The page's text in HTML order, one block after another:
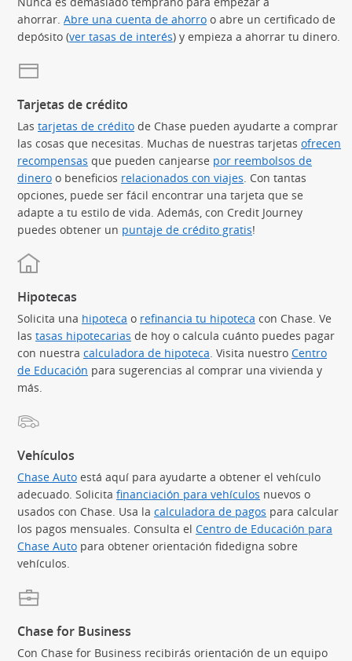
ahorrar. Abre una cuenta de ahorro o abre un certificado de
depósito (ver tasas de interés) y empieza a ahorrar tu dinero.
Tarjetas de crédito
Las tarjetas de crédito (Se abre en superposición)
de Chase pueden ayudarte a comprar
las cosas que necesitas. Muchas de nuestras tarjetas ofrecen
recompensas (Se abre en superposición)
que pueden canjearse por reembolsos de
dinero (Se abre en superposición)
o beneficios relacionados con viajes (Se abre en
. Con tantas
opciones, puede ser fácil encontrar una tarjeta que se
adapte a tu estilo de vida. Además, con Credit Journey
puedes obtener un puntaje de crédito gratis(Se abre en
!
Hipotecas
Solicita una hipoteca o refinancia tu hipoteca con Chase. Ve
las tasas hipotecarias (Se abre en superposición)
de hoy o calcula cuánto puedes pagar
con nuestra calculadora de hipoteca(Se abre en superposición)
. Visita nuestro Centro
de Educación (Se abre en superposición)
para sugerencias al comprar una vivienda y
más.
Vehículos
Chase Auto (Se abre en superposición)
está aquí para ayudarte a obtener el vehículo
adecuado. Solicita financiación para vehículos (Se abre en
nuevos o
usados con Chase. Usa la calculadora de pagos (Se abre en
para calcular
los pagos mensuales. Consulta el Centro de Educación para
Chase Auto (Se abre en superposición)
para obtener orientación fidedigna sobre
vehículos.
Chase for Business
Con Chase for Business recibirás orientación de un equipo